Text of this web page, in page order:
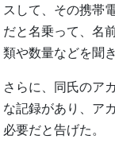
スして、その携帯
だと名乗って、名
類や数量などを聞
さらに、同氏のア
な記録があり、ア
必要だと告げた。